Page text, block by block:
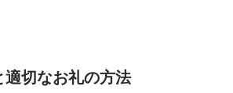
適切なお礼の方法